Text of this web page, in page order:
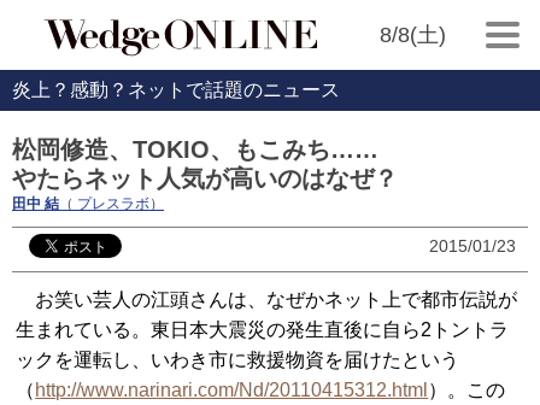
8/8(土)
炎上？感動？ネットで話題のニュース
松岡修造、TOKIO、もこみち……
やたらネット人気が高いのはなぜ？
田中 結 （ プレスラボ）
2015/01/23
お笑い芸人の江頭さんは、なぜかネット上で都市伝説が
生まれている。東日本大震災の発生直後に自ら2トントラ
ックを運転し、いわき市に救援物資を届けたという
（ http://www.narinari.com/Nd/20110415312.html ）。この